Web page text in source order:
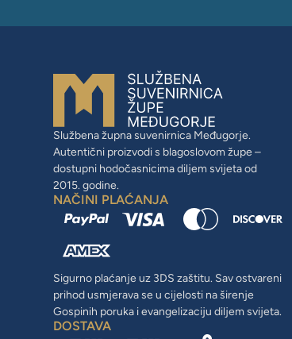
Službena župna suvenirnica Međugorje.
Autentični proizvodi s blagoslovom župe –
dostupni hodočasnicima diljem svijeta od
2015. godine.
NAČINI PLAĆANJA
Sigurno plaćanje uz 3DS zaštitu. Sav ostvareni
prihod usmjerava se u cijelosti na širenje
Gospinih poruka i evangelizaciju diljem svijeta.
DOSTAVA